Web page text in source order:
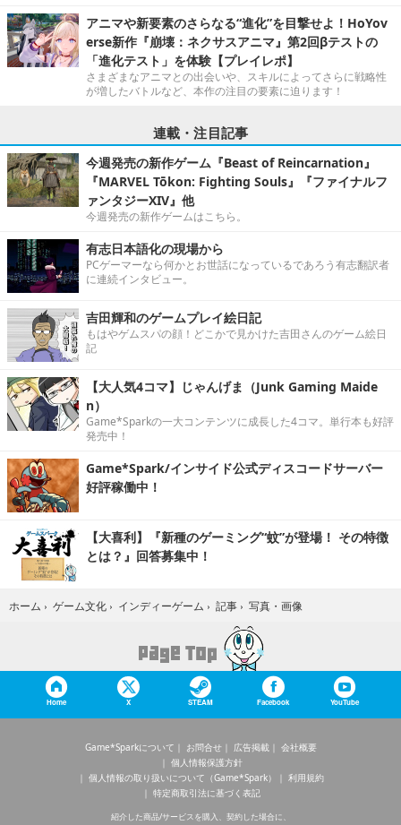
アニマや新要素のさらなる“進化”を目撃せよ！HoYov
erse新作『崩壊：ネクサスアニマ』第2回βテストの
「進化テスト」を体験【プレイレポ】
さまざまなアニマとの出会いや、スキルによってさらに戦略性
が増したバトルなど、本作の注目の要素に迫ります！
連載・注目記事
今週発売の新作ゲーム『Beast of Reincarnation』
『MARVEL Tōkon: Fighting Souls』『ファイナルフ
ァンタジーXIV』他
今週発売の新作ゲームはこちら。
有志日本語化の現場から
PCゲーマーなら何かとお世話になっているであろう有志翻訳者
に連続インタビュー。
吉田輝和のゲームプレイ絵日記
もはやゲムスパの顔！どこかで見かけた吉田さんのゲーム絵日
記
【大人気4コマ】じゃんげま（Junk Gaming Maide
n）
Game*Sparkの一大コンテンツに成長した4コマ。単行本も好評
発売中！
Game*Spark/インサイド公式ディスコードサーバー
好評稼働中！
【大喜利】『新種のゲーミング“蚊”が登場！ その特徴
とは？』回答募集中！
ホーム › ゲーム文化 › インディーゲーム › 記事 › 写真・画像
Home X STEAM Facebook YouTube
Game*Sparkについて お問合せ 広告掲載
会社概要
個人情報保護方針
個人情報の取り扱いについて（Game*Spark）
利用規約
特定商取引法に基づく表記
紹介した商品/サービスを購入、契約した場合に、